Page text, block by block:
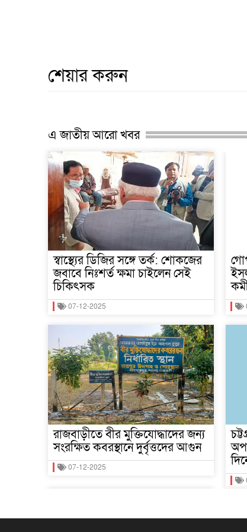
শেয়ার করুন
এ জাতীয় আরো খবর
স্বাস্থ্যের ডিজির সঙ্গে তর্ক: শোকজের
জবাবে নিঃশর্ত ক্ষমা চাইলেন সেই
চিকিৎসক
07-12-2025
রাজবাড়ীতে বীর মুক্তিযোদ্ধাদের জন্য
সংরক্ষিত কবরস্থানে দুর্বৃত্তদের আগুন
07-12-2025